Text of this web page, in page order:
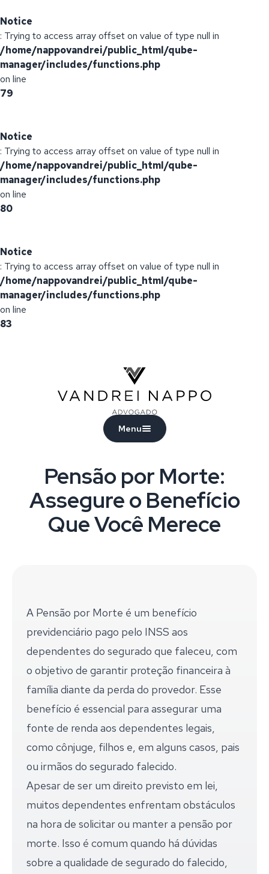
Notice
: Trying to access array offset on value of type null in
/home/nappovandrei/public_html/qube-
manager/includes/functions.php
on line
79
Notice
: Trying to access array offset on value of type null in
/home/nappovandrei/public_html/qube-
manager/includes/functions.php
on line
80
Notice
: Trying to access array offset on value of type null in
/home/nappovandrei/public_html/qube-
manager/includes/functions.php
on line
83
Menu
Pensão por Morte:
Assegure o Benefício
Que Você Merece
A Pensão por Morte é um benefício
previdenciário pago pelo INSS aos
dependentes do segurado que faleceu, com
o objetivo de garantir proteção financeira à
família diante da perda do provedor. Esse
benefício é essencial para assegurar uma
fonte de renda aos dependentes legais,
como cônjuge, filhos e, em alguns casos, pais
ou irmãos do segurado falecido.
Apesar de ser um direito previsto em lei,
muitos dependentes enfrentam obstáculos
na hora de solicitar ou manter a pensão por
morte. Isso é comum quando há dúvidas
sobre a qualidade de segurado do falecido,